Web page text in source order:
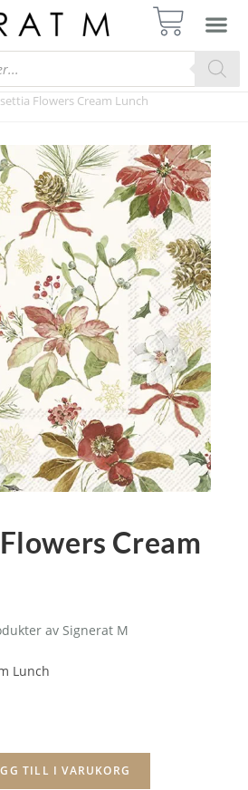
Flowers Cream Lunch
Cream
av Signerat M
Lunch
TILL I VARUKORG